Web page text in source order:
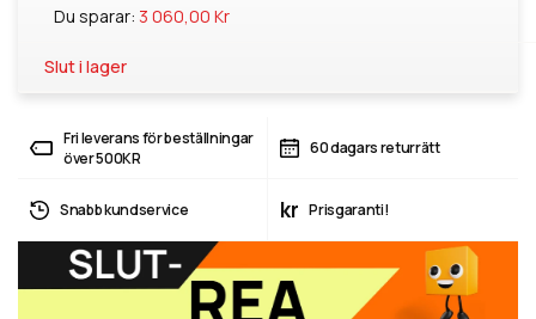
Du sparar: 3 060,00 Kr
Slut i lager
Fri leverans för beställningar
över 500KR
60 dagars returrätt
Snabb kundservice kr Prisgaranti!